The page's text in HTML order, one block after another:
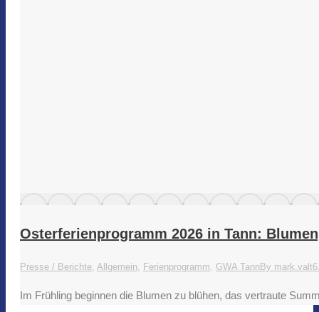
Osterferienprogramm 2026 in Tann:
Presse / Berichte, Allgemein, Ferienprogramm, GWA TannBy mark.valt
Im Frühling beginnen die Blumen zu blühen, das vertraute